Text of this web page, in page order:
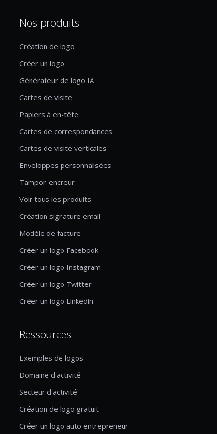
Nos produits
Création de logo
Créer un logo
Générateur de logo IA
Cartes de visite
Papiers à en-tête
Cartes de correspondances
Cartes de visite verticales
Enveloppes personnalisées
Tampon encreur
Voir tous les produits
Création signature email
Modèle de facture
Créer un logo Facebook
Créer un logo Instagram
Créer un logo Twitter
Créer un logo Linkedin
Ressources
Exemples de logos
Domaine d'activité
Secteur d'activité
Création de logo gratuit
Créer un logo auto entrepreneur